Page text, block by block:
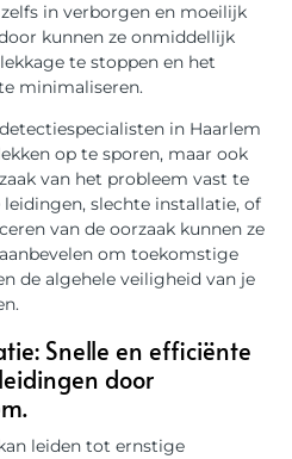
in verborgen en moeilijk
kunnen ze onmiddellijk
te stoppen en het
minimaliseren.
in Haarlem
op te sporen, maar ook
van het probleem vast te
slechte installatie, of
van de oorzaak kunnen ze
om toekomstige
de algehele veiligheid van je
Snelle en efficiënte
door
leiden tot ernstige